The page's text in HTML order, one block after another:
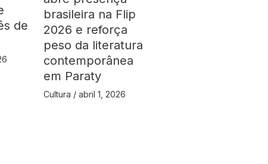
de
brasileira na Flip
2026 e reforça
peso da literatura
contemporânea
em Paraty
Cultura /abril 1, 2026